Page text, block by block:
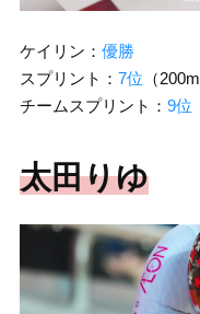
ケイリン： 優勝
スプリント： 7位 （
チームスプリント： 9位
太田りゆ